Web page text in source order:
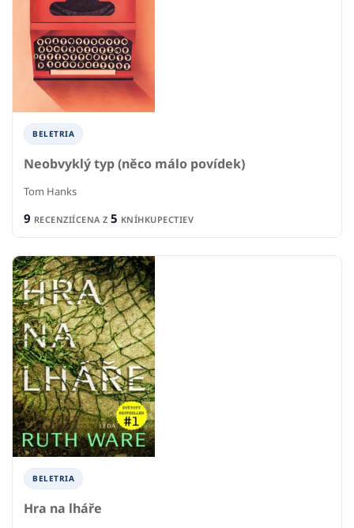
BELETRIA
Neobvyklý typ (něco málo povídek)
Tom Hanks
9 RECENZIÍCENA Z 5 KNÍHKUPECTIEV
BELETRIA
Hra na lháře